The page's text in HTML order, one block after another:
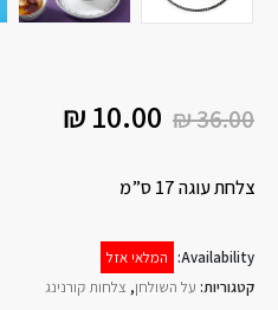
₪36.00
₪ 10.00
צלחת עוגה 17 ס”מ
Availability:
המלאי אזל
קטגוריות: על השולחן, צלחות קורנינג